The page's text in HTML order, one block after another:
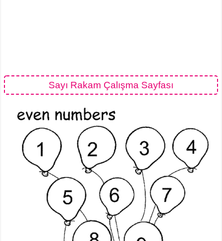
Sayı Rakam Çalışma Sayfası